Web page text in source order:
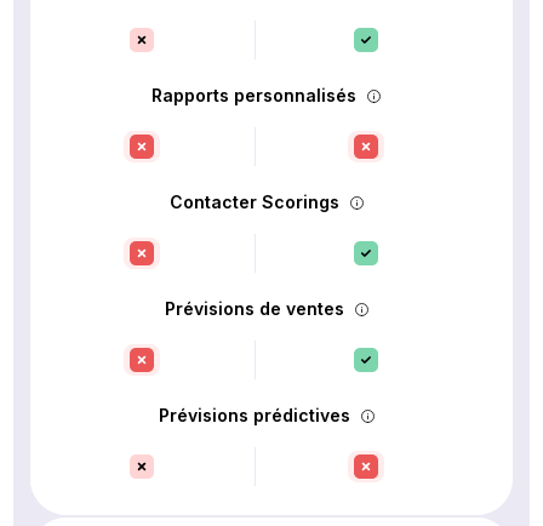
Rapports personnalisés
Contacter Scorings
Prévisions de ventes
Prévisions prédictives